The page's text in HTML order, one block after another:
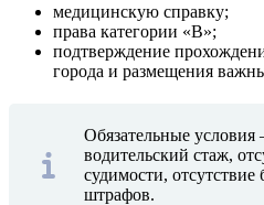
медицинскую справку;
права категории «В»;
подтверждение
города и размещения
Обязательные условия
водительский стаж,
судимости, отсутствие
штрафов.